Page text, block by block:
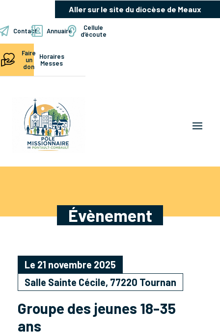
Aller sur le site du diocèse de Meaux
Contact Annuaire
Cellule
d’écoute
Faire
un
don
Horaires
Messes
Évènement
Le 21 novembre 2025
Salle Sainte Cécile, 77220 Tournan
Groupe des jeunes 18-35
ans